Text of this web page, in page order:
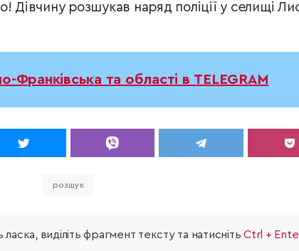
розшукав наряд поліції у селищі
Франківська та області в TELEGRAM
розшук
виділіть фрагмент тексту та натиснітьCtrl +